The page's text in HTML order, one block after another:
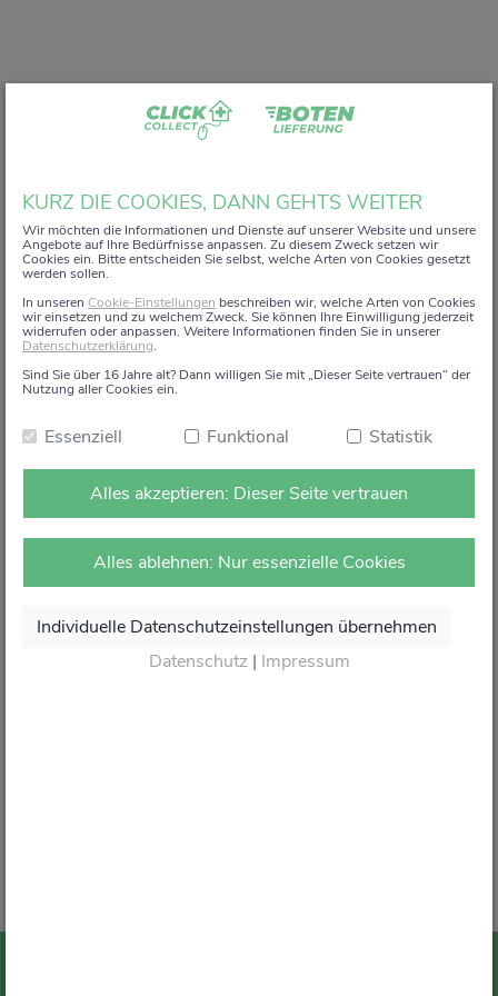
Liebe Kundin, lieber Kunde,
vielen Dank, dass Sie unser digitalesZACK+DA!
Aktionsregal genutzt haben.
Wir haben uns sehr gefreut, Sie auf diesem Weg begleiten
zu dürfen.
Dieses Angebot wird zum 15. Januar 2026 eingestellt.
Ab dem 16. Januar 2026 stehen die Online-
nicht mehr zur Verfügung.
Natürlich sind wir weiterhin persönlich für Sie da. Direkt
vor Ort in Ihrer Apotheke.
attraktive Angebote und den besten Service rund um Ihre
Danke für Ihr Vertrauen.
KURZ DIE COOKIES, DANN GEHTS WEITER
Wir möchten die Informationen und Dienste auf unserer Website und unsere
Angebote auf Ihre Bedürfnisse anpassen. Zu diesem Zweck setzen wir
Cookies ein. Bitte entscheiden Sie selbst, welche Arten von Cookies gesetzt
werden sollen.
In unseren Cookie-Einstellungen beschreiben wir, welche Arten von Cookies
wir einsetzen und zu welchem Zweck. Sie können Ihre Einwilligung jederzeit
widerrufen oder anpassen. Weitere Informationen finden Sie in unserer
Datenschutzerklärung.
Sind Sie über 16 Jahre alt? Dann willigen Sie mit „Dieser Seite vertrauen“ der
Nutzung aller Cookies ein.
Essenziell Funktional Statistik
Alles akzeptieren: Dieser Seite vertrauen
Alles ablehnen: Nur essenzielle Cookies
Individuelle Datenschutzeinstellungen übernehmen
Datenschutz| Impressum